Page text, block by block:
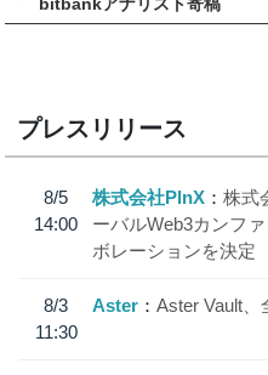
bitbankアナリスト寄稿
プレスリリース
8/5
14:00
株式会社PlnX
株式
ーバルWeb3カンフ
ボレーションを決定
8/3
11:30
Aster Aster Vault